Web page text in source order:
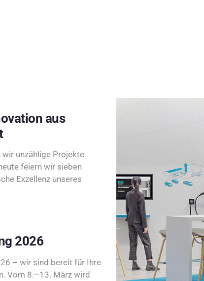
aus
wir unzählige Projekte
feiern wir sieben
Exzellenz unseres
2026
– wir sind bereit für Ihre
Vom 8.–13. März wird